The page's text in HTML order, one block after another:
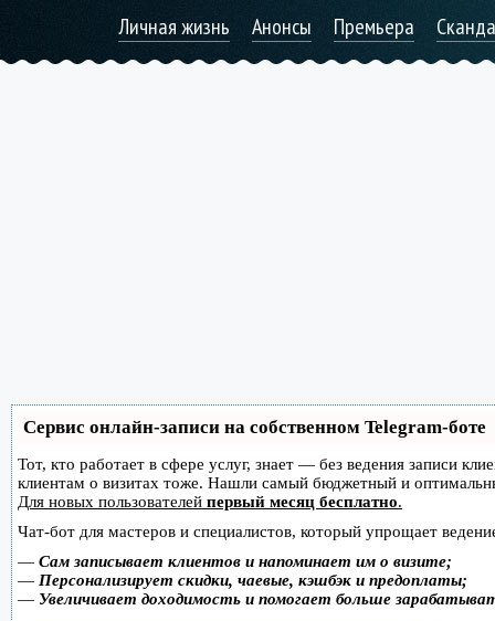
Личная жизнь Анонсы Премьера
Сервис онлайн-записи на собственном Telegram-боте
Тот, кто работает в сфере услуг, знает — без ведения записи
клиентам о визитах тоже. Нашли самый бюджетный и
Для новых пользователей первый месяц бесплатно.
Чат-бот для мастеров и специалистов, который упрощает
— Сам записывает клиентов и напоминает им о визите;
— Персонализирует скидки, чаевые, кэшбэк и предоплаты;
— Увеличивает доходимость и помогает больше